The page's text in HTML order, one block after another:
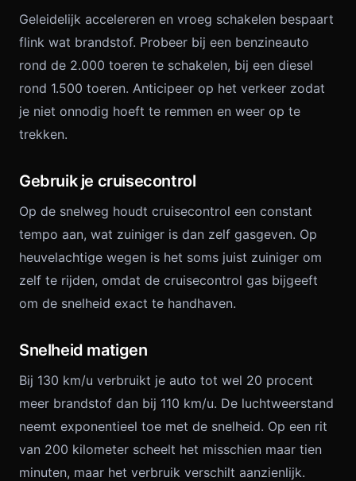
Geleidelijk accelereren en vroeg schakelen bespaart
flink wat brandstof. Probeer bij een benzineauto
rond de 2.000 toeren te schakelen, bij een diesel
rond 1.500 toeren. Anticipeer op het verkeer zodat
je niet onnodig hoeft te remmen en weer op te
trekken.
Gebruik je cruisecontrol
Op de snelweg houdt cruisecontrol een constant
tempo aan, wat zuiniger is dan zelf gasgeven. Op
heuvelachtige wegen is het soms juist zuiniger om
zelf te rijden, omdat de cruisecontrol gas bijgeeft
om de snelheid exact te handhaven.
Snelheid matigen
Bij 130 km/u verbruikt je auto tot wel 20 procent
meer brandstof dan bij 110 km/u. De luchtweerstand
neemt exponentieel toe met de snelheid. Op een rit
van 200 kilometer scheelt het misschien maar tien
minuten, maar het verbruik verschilt aanzienlijk.